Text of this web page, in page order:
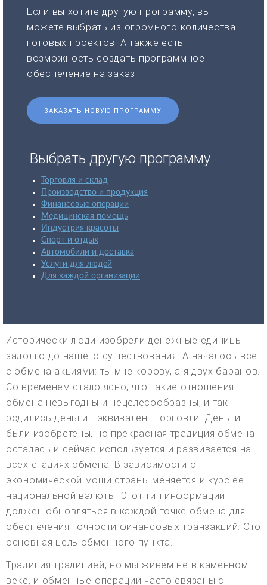
Если вы хотите другую программу, вы
можете выбрать из огромного количества
готовых проектов. А также есть
возможность создать программное
обеспечение на заказ.
ЗАКАЗАТЬ НОВУЮ ПРОГРАММУ
Выбрать другую программу
Торговля и склад
Производство и продукция
Финансовые операции
Медицинская помощь
Индустрия красоты
Спорт и отдых
Автомобили и доставка
Услуги для людей
Для каждой организации
Исторически люди изобрели денежные единицы
задолго до нашего существования. А началось все
с обмена акциями: ты мне корову, а я двух баранов.
Со временем стало ясно, что такие отношения
обмена невыгодны и нецелесообразны, и так
родились деньги - эквивалент торговли. Деньги
были изобретены, но прекрасная традиция обмена
осталась и сейчас используется и развивается на
всех стадиях обмена. В зависимости от
экономической мощи страны меняется и курс ее
национальной валюты. Этот тип информации
должен обновляться в каждой точке обмена для
обеспечения точности финансовых транзакций. Это
основная цель обменного пункта.
Традиция традицией, но мы живем не в каменном
веке, и обменные операции часто связаны с